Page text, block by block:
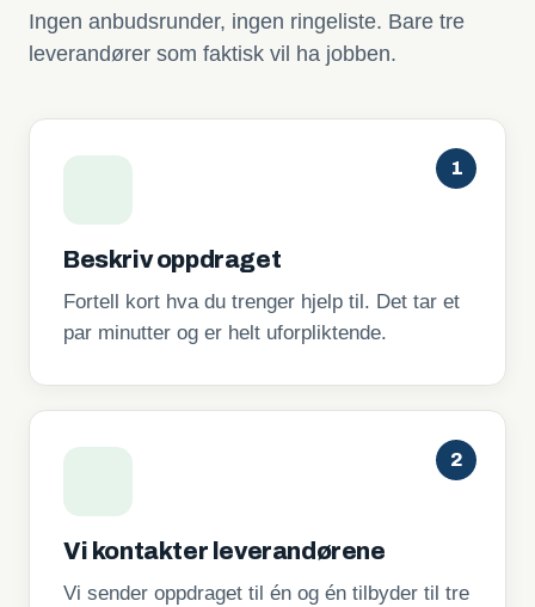
Ingen anbudsrunder, ingen ringeliste. Bare tre
leverandører som faktisk vil ha jobben.
1
Beskriv oppdraget
Fortell kort hva du trenger hjelp til. Det tar et
par minutter og er helt uforpliktende.
2
Vi kontakter leverandørene
Vi sender oppdraget til én og én tilbyder til tre